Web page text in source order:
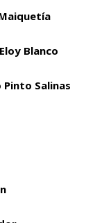
Blanco
Salinas